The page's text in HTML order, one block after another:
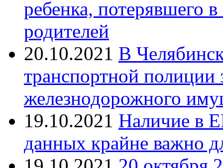
ребенка, потерявшего
родителей
20.10.2021 В
транспортной
железнодорожного
19.10.2021 Наличие в
данных крайне важно